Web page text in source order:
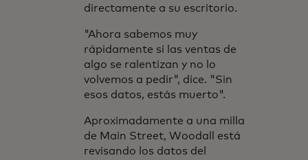
directamente a su escritorio.
"Ahora sabemos muy
rápidamente si las ventas de
algo se ralentizan y no lo
volvemos a pedir", dice. "Sin
esos datos, estás muerto".
Aproximadamente a una milla
de Main Street, Woodall está
revisando los datos del